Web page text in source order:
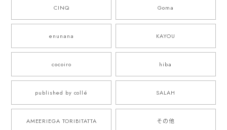
CINQ Goma
enunana KAYOU
cocoiro hiba
published by collé SALAH
AMEERIEGA TORIBITATTA その他